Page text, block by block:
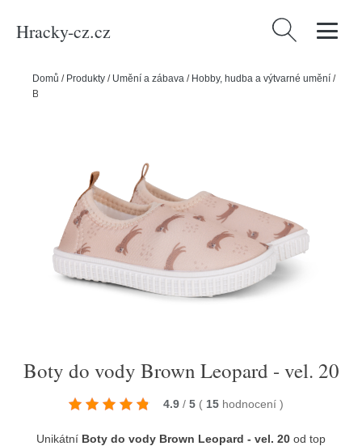
Hracky-cz.cz Vyhledávání
Domů / Produkty / Umění a zábava / Hobby, hudba a výtvarné umění /
Boty do vody Brown Leopard - vel. 20
Boty do vody Brown Leopard - vel. 20
4.9 / 5 ( 15 hodnocení )
Unikátní Boty do vody Brown Leopard - vel. 20 od top